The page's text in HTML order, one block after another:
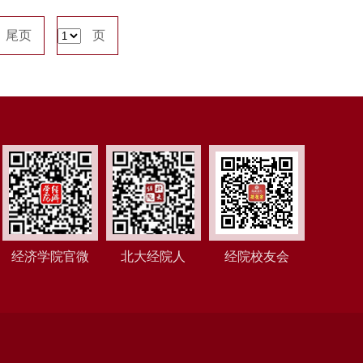
尾页 页
经济学院官微 北大经院人 经院校友会